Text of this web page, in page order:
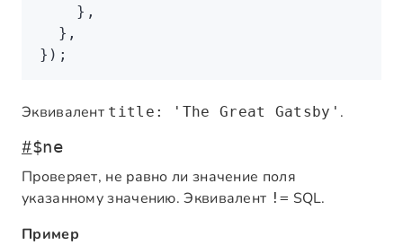
    }
,
  }
,
});
Эквивалент title: 'The Great Gatsby' .
#$ne
Проверяет, не равно ли значение поля
указанному значению. Эквивалент != SQL.
Пример